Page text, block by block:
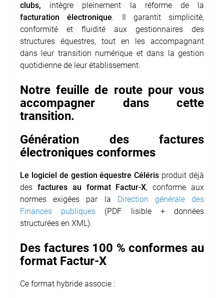
clubs, intègre pleinement la réforme de la
facturation électronique. Il garantit simplicité,
conformité et fluidité aux gestionnaires des
structures équestres, tout en les accompagnant
dans leur transition numérique et dans la gestion
quotidienne de leur établissement.
Notre feuille de route pour vous
accompagner dans cette
transition.
Génération des factures
électroniques conformes
Le logiciel de gestion équestre Céléris produit déjà
des factures au format Factur-X, conforme aux
normes exigées par la Direction générale des
Finances publiques (PDF lisible + données
structurées en XML).
Des factures 100 % conformes au
format Factur-X
Ce format hybride associe :